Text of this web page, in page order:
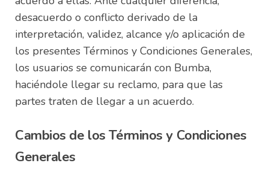
desacuerdo o conflicto derivado de la
interpretación, validez, alcance y/o aplicación de
los presentes Términos y Condiciones Generales,
los usuarios se comunicarán con Bumba,
haciéndole llegar su reclamo, para que las
partes traten de llegar a un acuerdo.
Cambios de los Términos y Condiciones
Generales